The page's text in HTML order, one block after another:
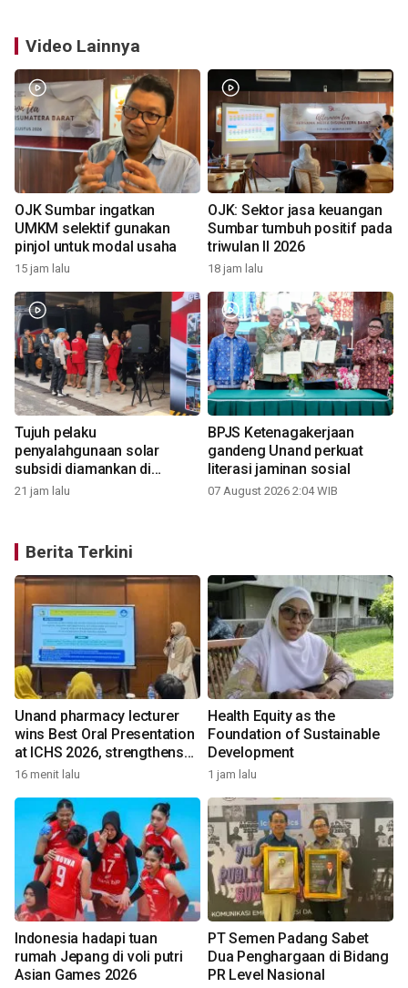
Video Lainnya
OJK Sumbar ingatkan
UMKM selektif gunakan
pinjol untuk modal usaha
15 jam lalu
OJK: Sektor jasa keuangan
Sumbar tumbuh positif pada
triwulan II 2026
18 jam lalu
Tujuh pelaku
penyalahgunaan solar
subsidi diamankan di
Sumbar
21 jam lalu
BPJS Ketenagakerjaan
gandeng Unand perkuat
literasi jaminan sosial
07 August 2026 2:04 WIB
Berita Terkini
Unand pharmacy lecturer
wins Best Oral Presentation
at ICHS 2026, strengthens
research collaboration with
16 menit lalu
Health Equity as the
Foundation of Sustainable
Development
1 jam lalu
Indonesia hadapi tuan
rumah Jepang di voli putri
Asian Games 2026
PT Semen Padang Sabet
Dua Penghargaan di Bidang
PR Level Nasional